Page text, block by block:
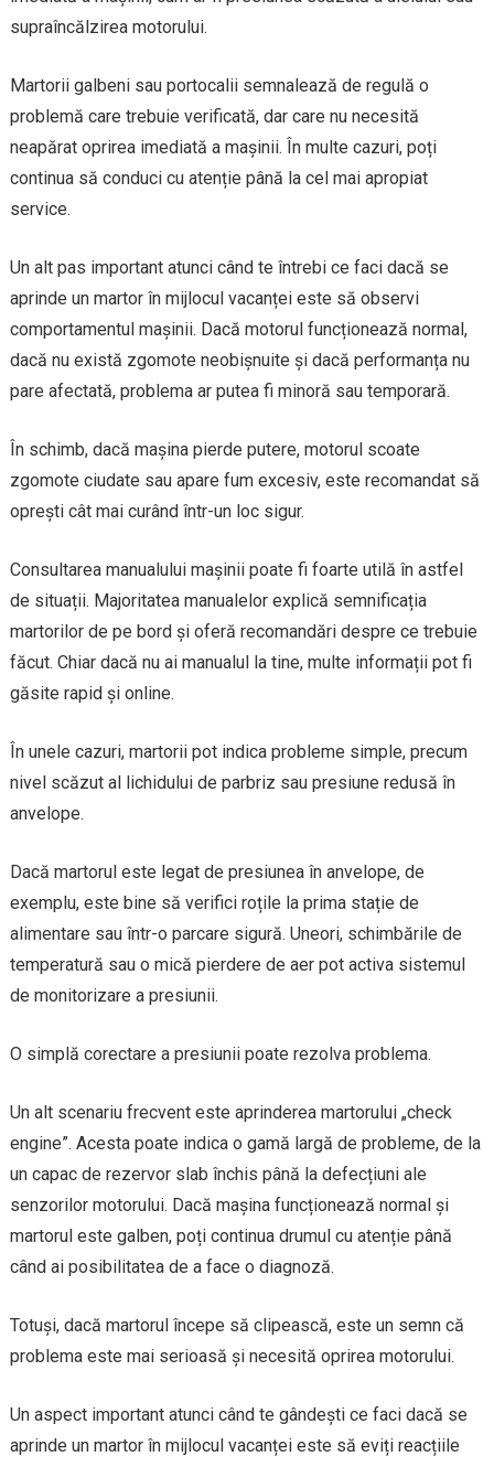
supraîncălzirea motorului.
Martorii galbeni sau portocalii semnalează de regulă o
problemă care trebuie verificată, dar care nu necesită
neapărat oprirea imediată a mașinii. În multe cazuri, poți
continua să conduci cu atenție până la cel mai apropiat
service.
Un alt pas important atunci când te întrebi ce faci dacă se
aprinde un martor în mijlocul vacanței este să observi
comportamentul mașinii. Dacă motorul funcționează normal,
dacă nu există zgomote neobișnuite și dacă performanța nu
pare afectată, problema ar putea fi minoră sau temporară.
În schimb, dacă mașina pierde putere, motorul scoate
zgomote ciudate sau apare fum excesiv, este recomandat să
oprești cât mai curând într-un loc sigur.
Consultarea manualului mașinii poate fi foarte utilă în astfel
de situații. Majoritatea manualelor explică semnificația
martorilor de pe bord și oferă recomandări despre ce trebuie
făcut. Chiar dacă nu ai manualul la tine, multe informații pot fi
găsite rapid și online.
În unele cazuri, martorii pot indica probleme simple, precum
nivel scăzut al lichidului de parbriz sau presiune redusă în
anvelope.
Dacă martorul este legat de presiunea în anvelope, de
exemplu, este bine să verifici roțile la prima stație de
alimentare sau într-o parcare sigură. Uneori, schimbările de
temperatură sau o mică pierdere de aer pot activa sistemul
de monitorizare a presiunii.
O simplă corectare a presiunii poate rezolva problema.
Un alt scenariu frecvent este aprinderea martorului „check
engine”. Acesta poate indica o gamă largă de probleme, de la
un capac de rezervor slab închis până la defecțiuni ale
senzorilor motorului. Dacă mașina funcționează normal și
martorul este galben, poți continua drumul cu atenție până
când ai posibilitatea de a face o diagnoză.
Totuși, dacă martorul începe să clipească, este un semn că
problema este mai serioasă și necesită oprirea motorului.
Un aspect important atunci când te gândești ce faci dacă se
aprinde un martor în mijlocul vacanței este să eviți reacțiile